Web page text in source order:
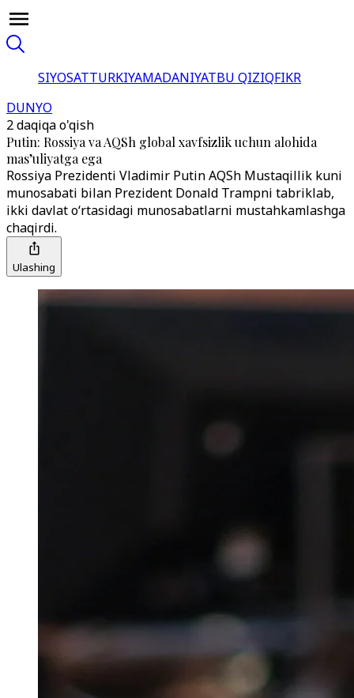
SIYOSATTURKIYAMADANIYATBU QIZIQFIKR
DUNYO
2 daqiqa o'qish
Putin: Rossiya va AQSh global xavfsizlik uchun alohida
mas’uliyatga ega
Rossiya Prezidenti Vladimir Putin AQSh Mustaqillik kuni
munosabati bilan Prezident Donald Trampni tabriklab,
ikki davlat o‘rtasidagi munosabatlarni mustahkamlashga
chaqirdi.
Ulashing